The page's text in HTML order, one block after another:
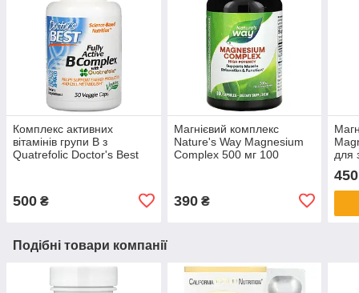
Комплекс активних
вітамінів групи B з
Quatrefolic Doctor's Best
500 ₴
Магнієвий комплекс
Nature's Way Magnesium
Complex 500 мг 100
390₴
для
450
Подібні товари компанії